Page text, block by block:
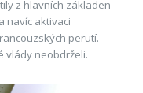
z hlavních základen
navíc aktivaci
perutí.
vlády neobdrželi.